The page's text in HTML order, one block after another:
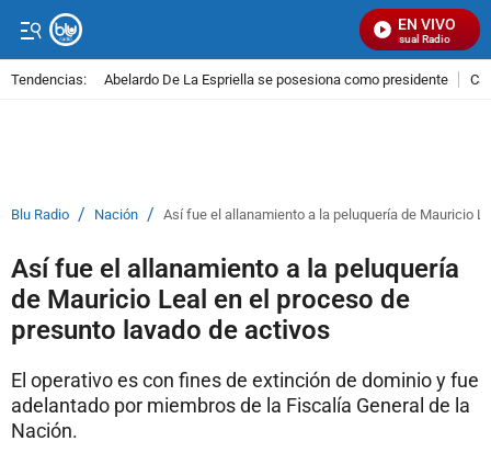
EN VIVO
Señal Visual Radio
Tendencias: Abelardo De La Espriella se posesiona como presidente
Blu Radio / Nación / Así fue el allanamiento a la peluquería de Mauricio
Así fue el allanamiento a la peluquería
de Mauricio Leal en el proceso de
presunto lavado de activos
El operativo es con fines de extinción de dominio y fue
adelantado por miembros de la Fiscalía General de la
Nación.